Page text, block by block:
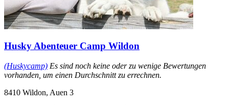
Husky Abenteuer Camp Wildon
(Huskycamp) Es sind noch keine oder zu wenige Bewertungen
vorhanden, um einen Durchschnitt zu errechnen.
8410 Wildon, Auen 3